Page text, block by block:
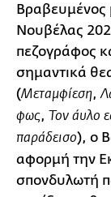
Βραβευμένος
Νουβέλας
πεζογράφος
σημαντικά
(Μεταμφίεση,
φως, Τον άυλο
παράδεισο), ο
αφορμή την
σπονδυλωτή